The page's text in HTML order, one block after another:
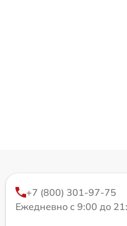
+7 (800) 301-97-75
Ежедневно с 9:00 до